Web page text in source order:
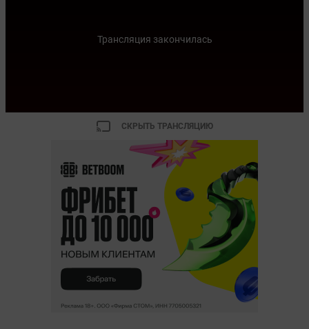
Трансляция закончилась
СКРЫТЬ ТРАНСЛЯЦИЮ